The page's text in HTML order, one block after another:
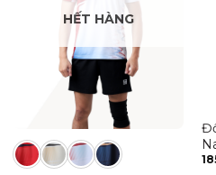
HẾT HÀNG